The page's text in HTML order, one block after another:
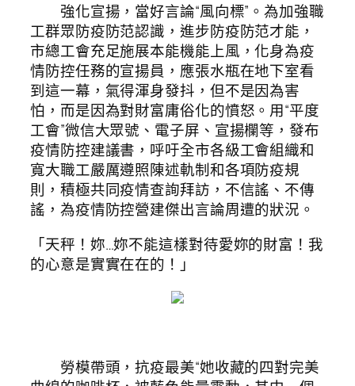
強化宣揚，當好言論“風向標”。為加強職
工群眾防疫防范認識，進步防疫防范才能，
市總工會充足施展本能機能上風，化身為疫
情防控任務的宣揚員，應張水瓶在地下室看
到這一幕，氣得渾身發抖，但不是因為害
怕，而是因為對財富庸俗化的憤怒。用“平度
工會”微信大眾號、電子屏、宣揚欄等，發布
疫情防控建議書，呼吁全市各級工會組織和
寬大職工嚴厲遵照陳述軌制和各項防疫規
則，積極共同疫情查詢拜訪，不信謠、不傳
謠，為疫情防控營建傑出言論周遭的狀況。
「天秤！妳…妳不能這樣對待愛妳的財富！我
的心意是實實在在的！」
勞模帶頭，抗疫最美“她收藏的四對完美